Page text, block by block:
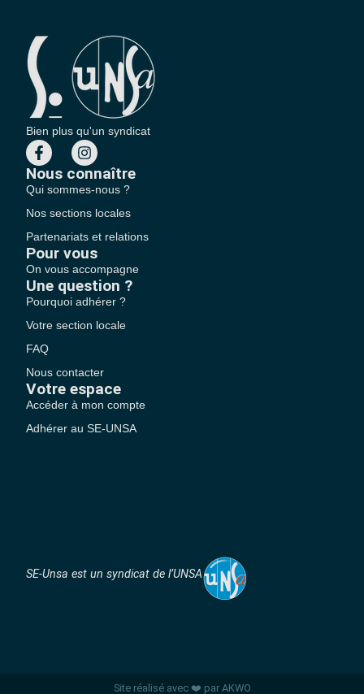
Bien plus qu'un syndicat
Nous connaître
Qui sommes-nous ?
Nos sections locales
Partenariats et relations
Pour vous
On vous accompagne
Une question ?
Pourquoi adhérer ?
Votre section locale
FAQ
Nous contacter
Votre espace
Accéder à mon compte
Adhérer au SE-UNSA
SE-Unsa est un syndicat de l’UNSA
Site réalisé avec ❤️ par AKWO